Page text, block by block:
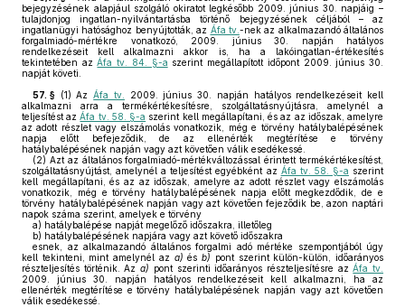
bejegyzésének alapjául szolgáló okiratot legkésőbb 2009. június 30. napjáig –
tulajdonjog ingatlan-nyilvántartásba történő bejegyzésének céljából – az
ingatlanügyi hatósághoz benyújtották, az Áfa tv. -nek az alkalmazandó általános
forgalmiadó-mértékre vonatkozó, 2009. június 30. napján hatályos
rendelkezéseit kell alkalmazni akkor is, ha a lakóingatlan-értékesítés
tekintetében azÁfa tv. 84. §-a szerint megállapított időpont 2009. június 30.
napját követi.
57. § (1) AzÁfa tv.
2009. június 30. napján hatályos rendelkezéseit kell
alkalmazni arra a termékértékesítésre, szolgáltatásnyújtásra, amelynél a
teljesítést azÁfa tv. 58. §-a szerint kell megállapítani, és az az időszak, amelyre
az adott részlet vagy elszámolás vonatkozik, még e törvény hatálybalépésének
napja előtt befejeződik, de az ellenérték megtérítése e törvény
hatálybalépésének napján vagy azt követően válik esedékessé.
(2) Azt az általános forgalmiadó-mértékváltozással érintett termékértékesítést,
szolgáltatásnyújtást, amelynél a teljesítést egyébként az Áfa tv. 58. §-a szerint
kell megállapítani, és az az időszak, amelyre az adott részlet vagy elszámolás
vonatkozik, még e törvény hatálybalépésének napja előtt megkezdődik, de e
törvény hatálybalépésének napján vagy azt követően fejeződik be, azon naptári
napok száma szerint, amelyek e törvény
a) hatálybalépése napját megelőző időszakra, illetőleg
b) hatálybalépésének napjára vagy azt követő időszakra
esnek, az alkalmazandó általános forgalmi adó mértéke szempontjából úgy
kell tekinteni, mint amelynél az a) ésb) pont szerint külön-külön, időarányos
részteljesítés történik. Aza) pont szerinti időarányos részteljesítésre azÁfa tv.
2009. június 30. napján hatályos rendelkezéseit kell alkalmazni, ha az
ellenérték megtérítése e törvény hatálybalépésének napján vagy azt követően
válik esedékessé.